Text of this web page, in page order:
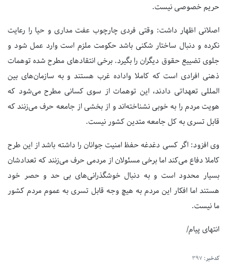
حریم خصوصی نیست.
اصلانی اظهار داشت: وقتی فردی چارچوب عفت مداری و حیا را رعایت
نکرده و دنبال ساختار شکنی باشد حکومت ملزم است وارد عمل شود و
جلوی تضییع حقوق دیگران را بگیرد. برخی انتقادهای مطرح شده توهمات
ذهنی افرادی است که کاملا واداده غرب هستند و به سازمان‌های بین
المللی تعهداتی دادند، این توهمات از سوی کسانی مطرح می‌شود که
هویت مردم را به خوبی نشناخته‌اند و از بخشی از جامعه حرف می‌زنند که
قابل تسری به کل جامعه متدین کشور نیست.
وی افزود: اگر کسی دغدغه حفظ امنیت جوانان را داشته باشد از این طرح
کاملا دفاع می‌کند اما برخی مسئولان از مردمی حرف می‌زنند که تعدادشان
بسیار محدود است و به دنبال خوشگذرانی‌های بی حد و حصر خود
هستند اما افکار این مردم به هیچ وجه قابل تسری به عموم مردم کشور
ما نیست.
انتهای پیام/
کدخبر: 397